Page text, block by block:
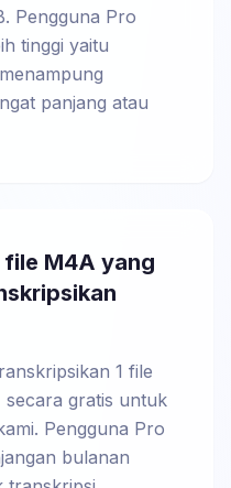
Pengguna Pro
tinggi yaitu
panjang atau
M4A yang
1 file
secara gratis untuk
Pengguna Pro
bulanan